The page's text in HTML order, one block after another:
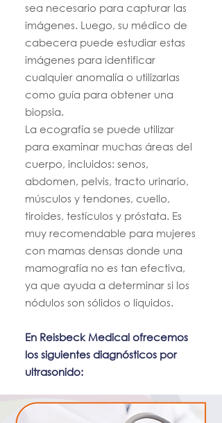
sea necesario para capturar las
imágenes. Luego, su médico de
cabecera puede estudiar estas
imágenes para identificar
cualquier anomalía o utilizarlas
como guía para obtener una
biopsia.
La ecografía se puede utilizar
para examinar muchas áreas del
cuerpo, incluidos: senos,
abdomen, pelvis, tracto urinario,
músculos y tendones, cuello,
tiroides, testículos y próstata. Es
muy recomendable para mujeres
con mamas densas donde una
mamografía no es tan efectiva,
ya que ayuda a determinar si los
nódulos son sólidos o líquidos.
En Reisbeck Medical ofrecemos
los siguientes diagnósticos por
ultrasonido: